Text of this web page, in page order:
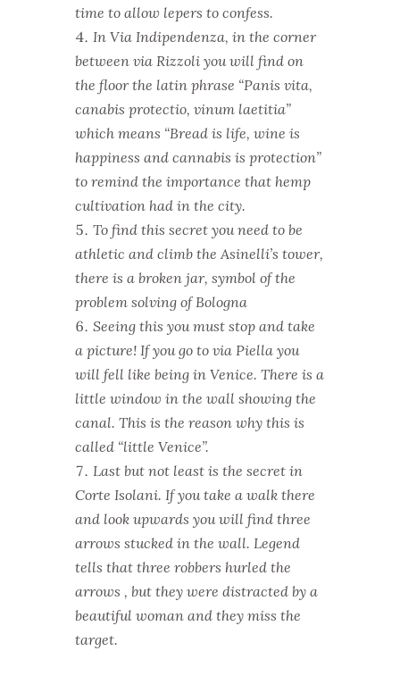
time to allow lepers to confess.
In Via Indipendenza, in the corner
between via Rizzoli you will find on
the floor the latin phrase “Panis vita,
canabis protectio, vinum laetitia”
which means “Bread is life, wine is
happiness and cannabis is protection”
to remind the importance that hemp
cultivation had in the city.
To find this secret you need to be
athletic and climb the Asinelli’s tower,
there is a broken jar, symbol of the
problem solving of Bologna
Seeing this you must stop and take
a picture! If you go to via Piella you
will fell like being in Venice. There is a
little window in the wall showing the
canal. This is the reason why this is
called “little Venice”.
Last but not least is the secret in
Corte Isolani. If you take a walk there
and look upwards you will find three
arrows stucked in the wall. Legend
tells that three robbers hurled the
arrows , but they were distracted by a
beautiful woman and they miss the
target.